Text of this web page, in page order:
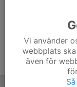
Vi använder
webbplats
även för